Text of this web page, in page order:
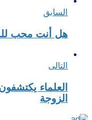
السابق
هل أنت محب
التالى
العلماء
الزوجة